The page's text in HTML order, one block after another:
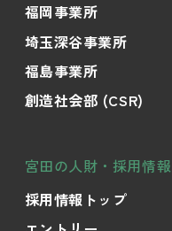
福岡事業所
埼玉深谷事業所
福島事業所
創造社会部 (CSR)
宮田の人財・採用情報
採用情報トップ